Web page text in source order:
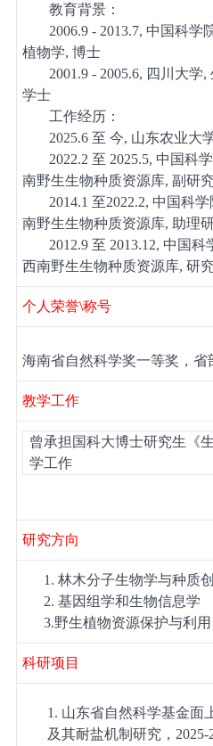
教育背景：
2006.9- 2013.7, 中国科学
植物学, 博士
2001 .9- 2005.6, 四川大学,
学士
工作经历：
2025.6 至 今, 山东农业大
2022.2 至 2025.5, 中国科
南野生生物种质资源库, 副研
2014.1 至2022.2, 中国科
南野生生物种质资源库, 助理
2012.9 至 2013.12, 中国科
西南野生生物种质资源库, 研
个人荣誉\称号
海南省自然科学奖一等奖，省
教学工作
曾承担国科大博士研究生《
学工作
研究方向
1. 林木分子生物学与种质
2. 基因组学和生物信息学
3.野生植物资源保护与利用
科研项目
1. 山东省自然科学基金面
及其耐盐机制研究，2025-